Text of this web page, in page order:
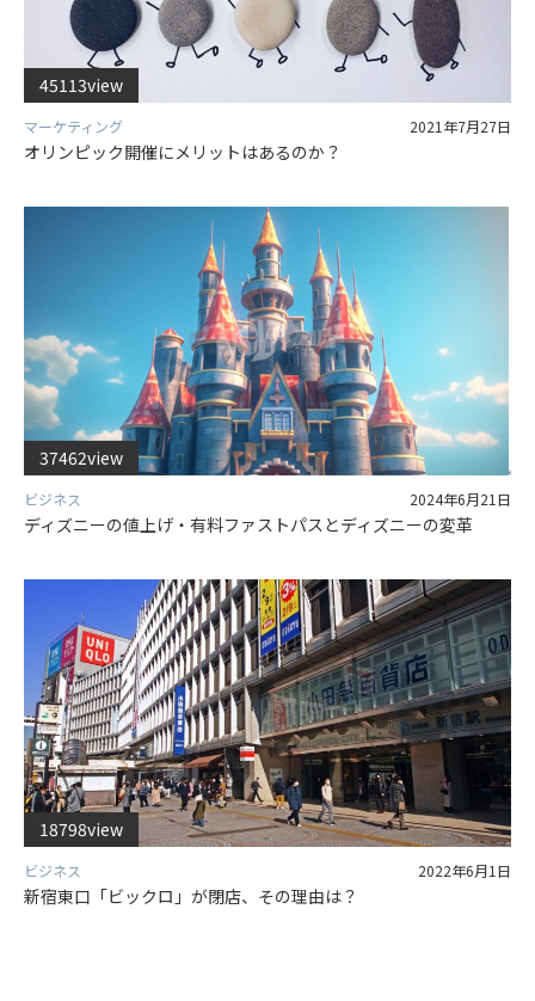
45113view
マーケティング 2021年7月27日
オリンピック開催にメリットはあるのか？
37462view
ビジネス 2024年6月21日
ディズニーの値上げ・有料ファストパスとディズニーの変革
18798view
ビジネス 2022年6月1日
新宿東口「ビックロ」が閉店、その理由は？